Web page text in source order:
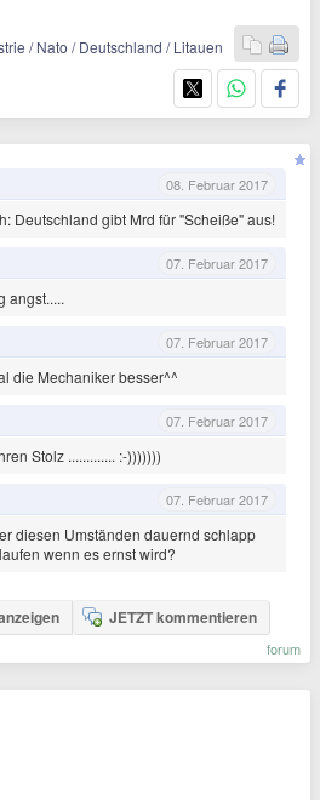
/ Nato / Deutschland / Litauen
08. Februar 2017
Deutschland gibt Mrd für "Scheiße" aus!
07. Februar 2017
angst.....
07. Februar 2017
die Mechaniker besser^^
07. Februar 2017
Stolz ............. :-)))))))
07. Februar 2017
diesen Umständen dauernd schlapp
wenn es ernst wird?
JETZT kommentieren
forum